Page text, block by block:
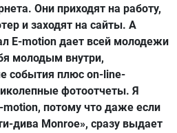
Они приходят на работу,
и заходят на сайты. А
E-motion дает всей молодежи
молодым внутри,
события плюс on-line-
фотоотчеты. Я
потому что даже если
дива Monroe», сразу выдает